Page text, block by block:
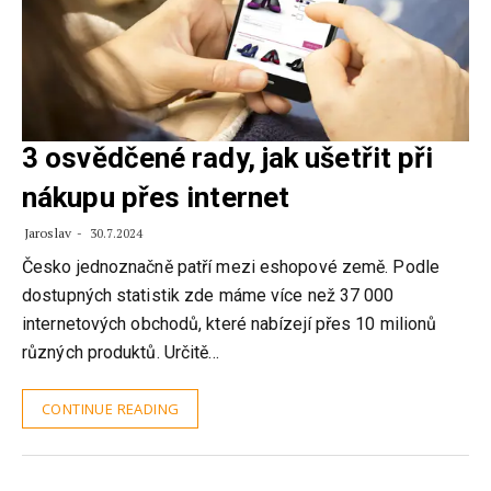
3 osvědčené rady, jak ušetřit při
nákupu přes internet
Jaroslav 30.7.2024
Česko jednoznačně patří mezi eshopové země. Podle
dostupných statistik zde máme více než 37 000
internetových obchodů, které nabízejí přes 10 milionů
různých produktů. Určitě…
CONTINUE READING